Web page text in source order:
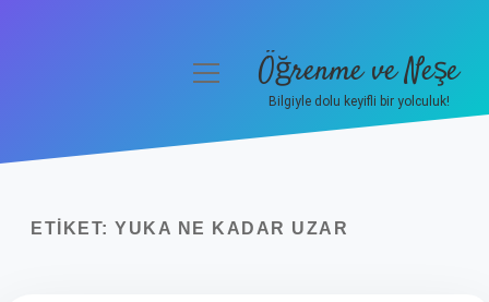
Yasal Uyarı
menüyüÖğrenme ve Neşe
Bilgiyle dolu keyifli bir yolculuk!
ETIKET: YUKA NE KADAR UZAR